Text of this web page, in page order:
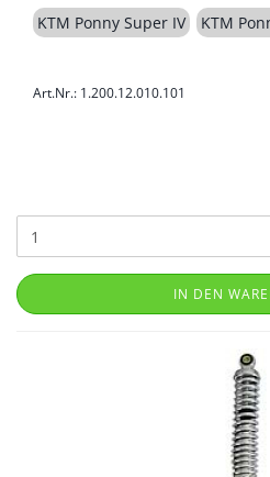
KTM Ponny Super IV KTM
Art.Nr.: 1.200.12.010.101
IN DEN